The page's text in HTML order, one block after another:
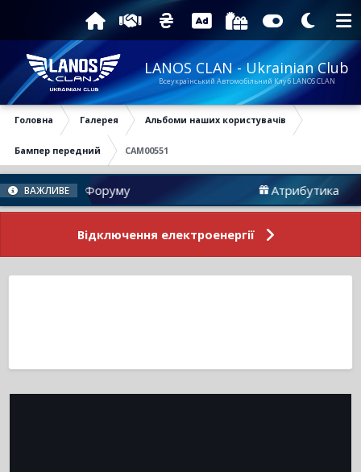
LANOS CLAN - Ukrainian Club
Всеукраїнський Автомобільний Клуб LANOS CLAN
Головна Галерея Альбоми наших користувачів
Бампер передний CAM00551
ВАЖЛИВЕ
Новини Форуму Атрибутика
Відключення електроенергії